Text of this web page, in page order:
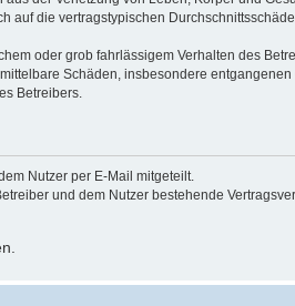
die vertragstypischen
oder grob fahrlässigem Verhalten des
Schäden, insbesondere entgangenen
Betreibers.
Nutzer per E-Mail mitgeteilt.
und dem Nutzer bestehende